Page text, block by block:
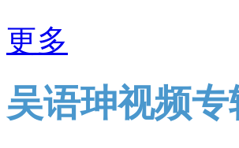
更多
吴语珅视频专